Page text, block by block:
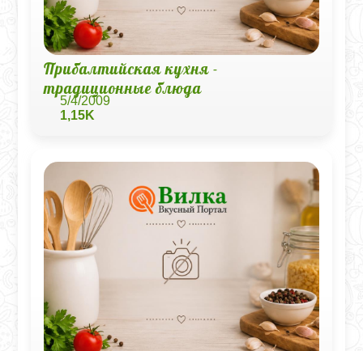
Прибалтийская кухня -
традиционные блюда
5/4/2009
1,15K